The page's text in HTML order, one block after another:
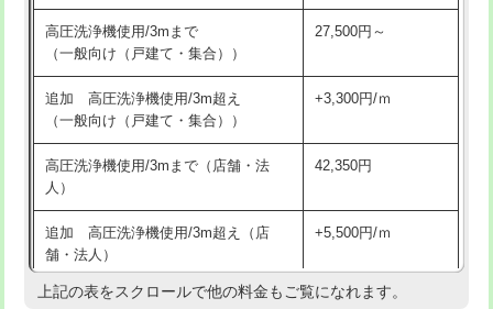
交換・取付(排水栓・排水トラップ
（P/S/ポップアップ））
22,000円+材料費
交換・取付（その他部品） 11,000円+材料費
持込商品取付（単水栓） 13,200円
持込商品取付（混合水栓）
持込商品取付（浄水器・分岐水栓） 16,500円
持込商品取付（温水洗浄便座） 22,000円
高圧洗浄機使用/3mまで
（一般向け（戸建て・集合））
27,500円～
追加 高圧洗浄機使用/3m超え
（一般向け（戸建て・集合））
+3,300円/ｍ
高圧洗浄機使用/3mまで（店舗・法
人）
42,350円
追加 高圧洗浄機使用/3m超え（店
舗・法人）
+5,500円/ｍ
高度高圧洗浄換 現地調査
上記の表をスクロールで他の料金もご覧になれます。